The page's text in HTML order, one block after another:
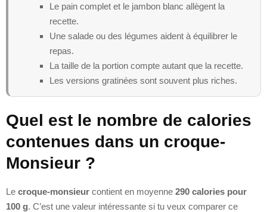
Le pain complet et le jambon blanc allègent la
recette.
Une salade ou des légumes aident à équilibrer le
repas.
La taille de la portion compte autant que la recette.
Les versions gratinées sont souvent plus riches.
Quel est le nombre de calories
contenues dans un croque-
Monsieur ?
Le croque-monsieur contient en moyenne 290 calories pour
100 g. C’est une valeur intéressante si tu veux comparer ce